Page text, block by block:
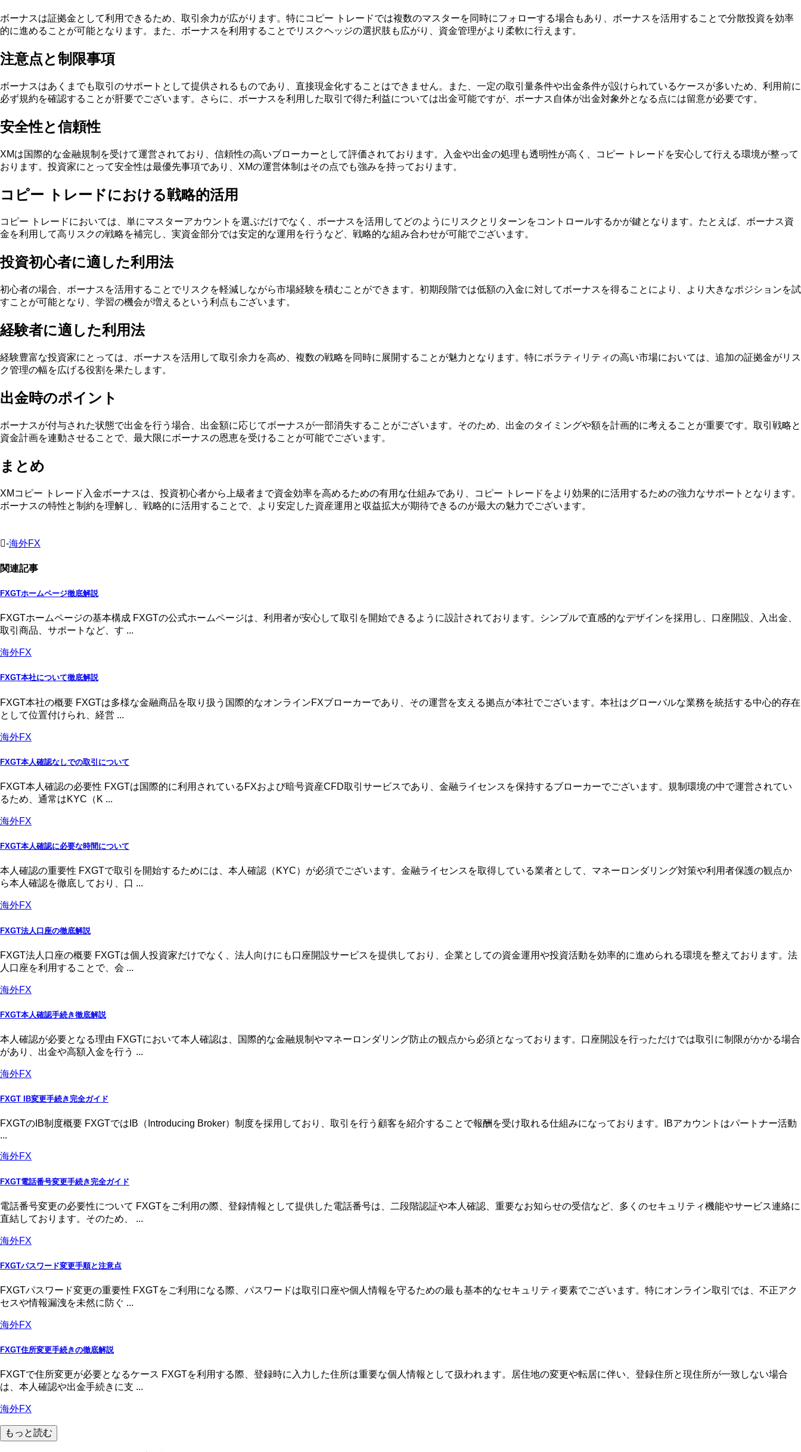
ボーナスは証拠金として利用できるため、取引余力が広がります。特にコピー トレードでは複数のマスターを同時にフォローする場合もあり、ボーナスを活用することで分散投資を効率
的に進めることが可能となります。また、ボーナスを利用することでリスクヘッジの選択肢も広がり、資金管理がより柔軟に行えます。
注意点と制限事項
ボーナスはあくまでも取引のサポートとして提供されるものであり、直接現金化することはできません。また、一定の取引量条件や出金条件が設けられているケースが多いため、利用前に
必ず規約を確認することが肝要でございます。さらに、ボーナスを利用した取引で得た利益については出金可能ですが、ボーナス自体が出金対象外となる点には留意が必要です。
安全性と信頼性
XMは国際的な金融規制を受けて運営されており、信頼性の高いブローカーとして評価されております。入金や出金の処理も透明性が高く、コピー トレードを安心して行える環境が整って
おります。投資家にとって安全性は最優先事項であり、XMの運営体制はその点でも強みを持っております。
コピー トレードにおける戦略的活用
コピー トレードにおいては、単にマスターアカウントを選ぶだけでなく、ボーナスを活用してどのようにリスクとリターンをコントロールするかが鍵となります。たとえば、ボーナス資
金を利用して高リスクの戦略を補完し、実資金部分では安定的な運用を行うなど、戦略的な組み合わせが可能でございます。
投資初心者に適した利用法
初心者の場合、ボーナスを活用することでリスクを軽減しながら市場経験を積むことができます。初期段階では低額の入金に対してボーナスを得ることにより、より大きなポジションを試
すことが可能となり、学習の機会が増えるという利点もございます。
経験者に適した利用法
経験豊富な投資家にとっては、ボーナスを活用して取引余力を高め、複数の戦略を同時に展開することが魅力となります。特にボラティリティの高い市場においては、追加の証拠金がリス
ク管理の幅を広げる役割を果たします。
出金時のポイント
ボーナスが付与された状態で出金を行う場合、出金額に応じてボーナスが一部消失することがございます。そのため、出金のタイミングや額を計画的に考えることが重要です。取引戦略と
資金計画を連動させることで、最大限にボーナスの恩恵を受けることが可能でございます。
まとめ
XMコピー トレード入金ボーナスは、投資初心者から上級者まで資金効率を高めるための有用な仕組みであり、コピー トレードをより効果的に活用するための強力なサポートとなります。
ボーナスの特性と制約を理解し、戦略的に活用することで、より安定した資産運用と収益拡大が期待できるのが最大の魅力でございます。
-海外FX
関連記事
FXGTホームページ徹底解説
FXGTホームページの基本構成 FXGTの公式ホームページは、利用者が安心して取引を開始できるように設計されております。シンプルで直感的なデザインを採用し、口座開設、入出金、
取引商品、サポートなど、す ...
海外FX
FXGT本社について徹底解説
FXGT本社の概要 FXGTは多様な金融商品を取り扱う国際的なオンラインFXブローカーであり、その運営を支える拠点が本社でございます。本社はグローバルな業務を統括する中心的存在
として位置付けられ、経営 ...
海外FX
FXGT本人確認なしでの取引について
FXGT本人確認の必要性 FXGTは国際的に利用されているFXおよび暗号資産CFD取引サービスであり、金融ライセンスを保持するブローカーでございます。規制環境の中で運営されてい
るため、通常はKYC（K ...
海外FX
FXGT本人確認に必要な時間について
本人確認の重要性 FXGTで取引を開始するためには、本人確認（KYC）が必須でございます。金融ライセンスを取得している業者として、マネーロンダリング対策や利用者保護の観点か
ら本人確認を徹底しており、口 ...
海外FX
FXGT法人口座の徹底解説
FXGT法人口座の概要 FXGTは個人投資家だけでなく、法人向けにも口座開設サービスを提供しており、企業としての資金運用や投資活動を効率的に進められる環境を整えております。法
人口座を利用することで、会 ...
海外FX
FXGT本人確認手続き徹底解説
本人確認が必要となる理由 FXGTにおいて本人確認は、国際的な金融規制やマネーロンダリング防止の観点から必須となっております。口座開設を行っただけでは取引に制限がかかる場合
があり、出金や高額入金を行う ...
海外FX
FXGT IB変更手続き完全ガイド
FXGTのIB制度概要 FXGTではIB（Introducing Broker）制度を採用しており、取引を行う顧客を紹介することで報酬を受け取れる仕組みになっております。IBアカウントはパートナー活動
...
海外FX
FXGT電話番号変更手続き完全ガイド
電話番号変更の必要性について FXGTをご利用の際、登録情報として提供した電話番号は、二段階認証や本人確認、重要なお知らせの受信など、多くのセキュリティ機能やサービス連絡に
直結しております。そのため、 ...
海外FX
FXGTパスワード変更手順と注意点
FXGTパスワード変更の重要性 FXGTをご利用になる際、パスワードは取引口座や個人情報を守るための最も基本的なセキュリティ要素でございます。特にオンライン取引では、不正アク
セスや情報漏洩を未然に防ぐ ...
海外FX
FXGT住所変更手続きの徹底解説
FXGTで住所変更が必要となるケース FXGTを利用する際、登録時に入力した住所は重要な個人情報として扱われます。居住地の変更や転居に伴い、登録住所と現住所が一致しない場合
は、本人確認や出金手続きに支 ...
海外FX
もっと読む